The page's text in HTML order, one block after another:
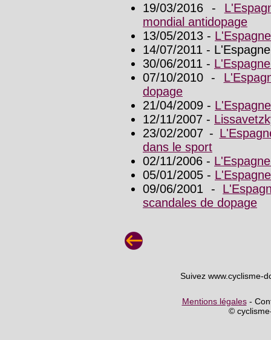
19/03/2016 -
mondial antidopage
13/05/2013 -
14/07/2011 -
30/06/2011 -
07/10/2010 -
dopage
21/04/2009 -
12/11/2007 -
23/02/2007 -
dans le sport
02/11/2006 -
05/01/2005 -
09/06/2001 -
scandales de dopage
Suivez www.cyclisme-
Mentions légales-
©